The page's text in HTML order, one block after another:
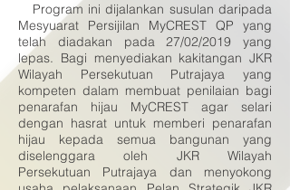
Program ini dijalankan susulan daripada
Mesyuarat Persijilan MyCREST QP yang
telah diadakan pada 27/02/2019 yang
lepas. Bagi menyediakan kakitangan JKR
Wilayah Persekutuan Putrajaya yang
kompeten dalam membuat penilaian bagi
penarafan hijau MyCREST agar selari
dengan hasrat untuk memberi penarafan
hijau kepada semua bangunan yang
diselenggara oleh JKR Wilayah
Persekutuan Putrajaya dan menyokong